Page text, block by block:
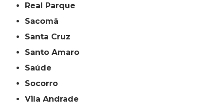
Real Parque
Sacomã
Santa Cruz
Santo Amaro
Saúde
Socorro
Vila Andrade